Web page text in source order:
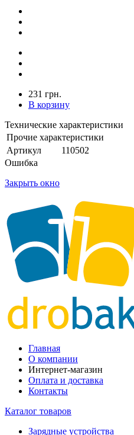
231 грн.
В корзину
Технические характеристики
Прочие характеристики
Артикул
110502
Ошибка
Закрыть окно
Главная
О компании
Интернет-магазин
Оплата и доставка
Контакты
Каталог товаров
Зарядные устройства